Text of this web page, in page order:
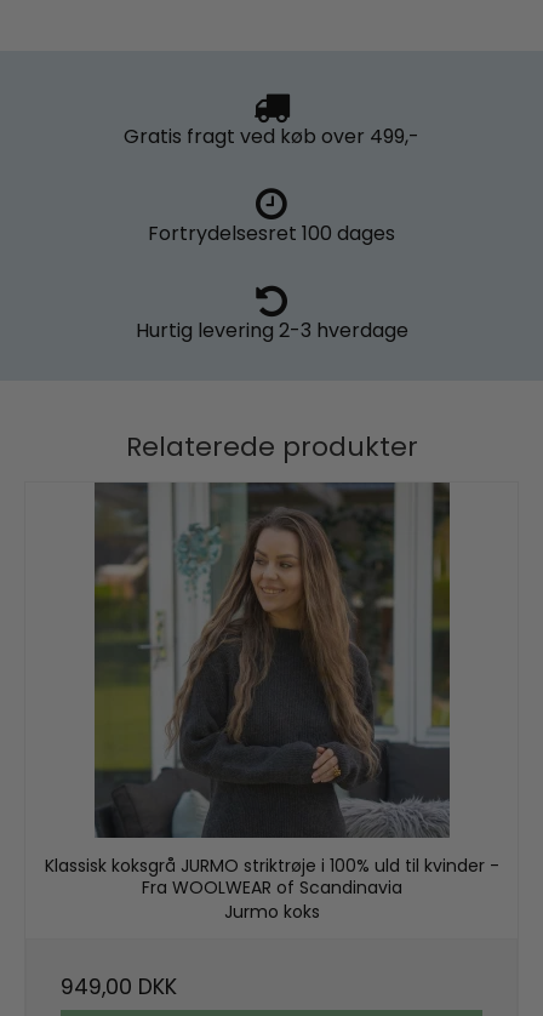
Gratis fragt ved køb over 499,-
Fortrydelsesret 100 dages
Hurtig levering 2-3 hverdage
Relaterede produkter
Klassisk koksgrå JURMO striktrøje i 100% uld til kvinder -
Fra WOOLWEAR of Scandinavia
Jurmo koks
949,00 DKK